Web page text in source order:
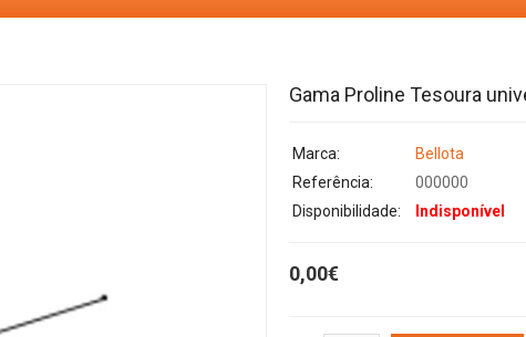
Gama Proline Tesoura
Marca:
Bellota
Referência:
000000
Disponibilidade:
Indisponível
0,00€